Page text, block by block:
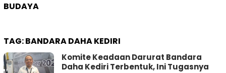
BUDAYA
TAG:BANDARA DAHA KEDIRI
Komite Keadaan Darurat Bandara
Daha Kediri Terbentuk, Ini Tugasnya